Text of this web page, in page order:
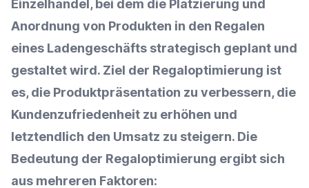
Einzelhandel, bei dem die Platzierung und
Anordnung von Produkten in den Regalen
eines Ladengeschäfts strategisch geplant und
gestaltet wird. Ziel der Regaloptimierung ist
es, die Produktpräsentation zu verbessern, die
Kundenzufriedenheit zu erhöhen und
letztendlich den Umsatz zu steigern. Die
Bedeutung der Regaloptimierung ergibt sich
aus mehreren Faktoren: